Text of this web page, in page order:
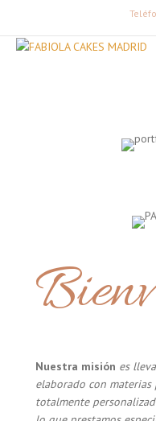
Nuestra misión es
elaborado con materias
totalmente